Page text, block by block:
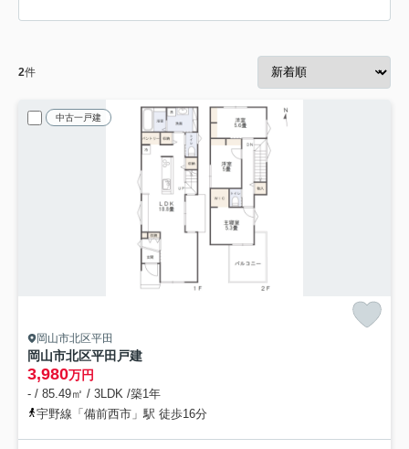
2件
中古一戸建
岡山市北区平田
岡山市北区平田戸建
3,980万円
- / 85.49㎡ / 3LDK /築1年
宇野線「備前西市」駅 徒歩16分